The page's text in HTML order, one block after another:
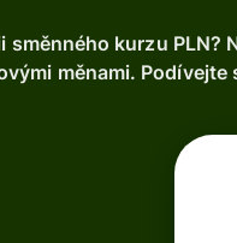
směnného kurzu
měnami.